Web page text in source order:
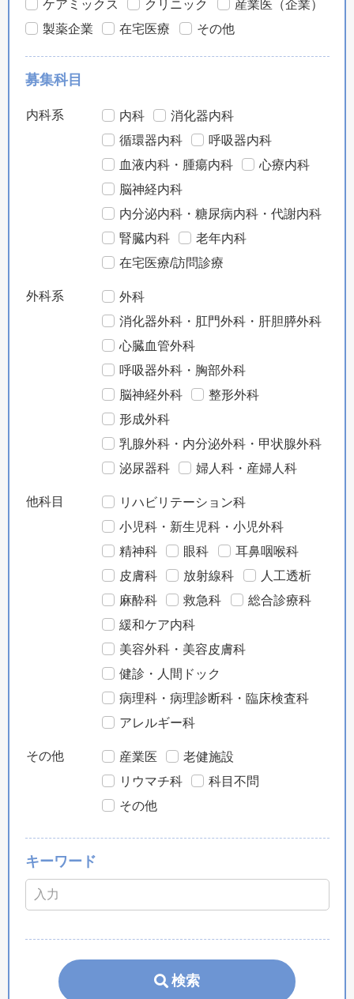
ケアミックス
クリニック
産業医（企業）
製薬企業
在宅医療 その他
募集科目
内科系 内科
消化器内科
循環器内科
呼吸器内科
血液内科・腫瘍内科
心療内科
脳神経内科
内分泌内科・糖尿病内科・代謝内科
腎臓内科
老年内科
在宅医療/訪問診療
外科系
外科
消化器外科・肛門外科・肝胆膵外科
心臓血管外科
呼吸器外科・胸部外科
脳神経外科
整形外科
形成外科
乳腺外科・内分泌外科・甲状腺外科
泌尿器科
婦人科・産婦人科
他科目
リハビリテーション科
小児科・新生児科・小児外科
精神科
眼科
耳鼻咽喉科
皮膚科
放射線科
人工透析
麻酔科
救急科
総合診療科
緩和ケア内科
美容外科・美容皮膚科
健診・人間ドック
病理科・病理診断科・臨床検査科
アレルギー科
その他 産業医
老健施設
リウマチ科
科目不問
その他
キーワード
検索